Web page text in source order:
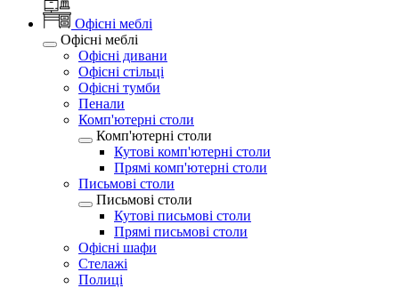
Офісні меблі
Офісні меблі
Офісні дивани
Офісні стільці
Офісні тумби
Пенали
Комп'ютерні столи
Комп'ютерні столи
Кутові комп'ютерні столи
Прямі комп'ютерні столи
Письмові столи
Письмові столи
Кутові письмові столи
Прямі письмові столи
Офісні шафи
Стелажі
Полиці